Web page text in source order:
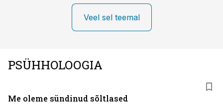
Veel sel teemal
PSÜHHOLOOGIA
Me oleme sündinud sõltlased